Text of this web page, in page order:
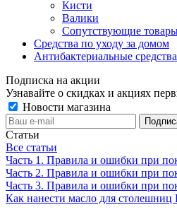
Кисти
Валики
Сопутствующие
Средства по уходу за домом
Антибактериальные средства
Подписка на акции
Узнавайте о скидках и акциях
Новости магазина
Статьи
Все статьи
Часть 1. Правила и ошибки при
Часть 2. Правила и ошибки при
Часть 3. Правила и ошибки при
Как нанести масло для столешниц